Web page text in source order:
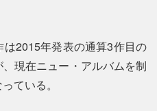
2015年発表の通算3作目の
現在ニュー・アルバムを制
ている。